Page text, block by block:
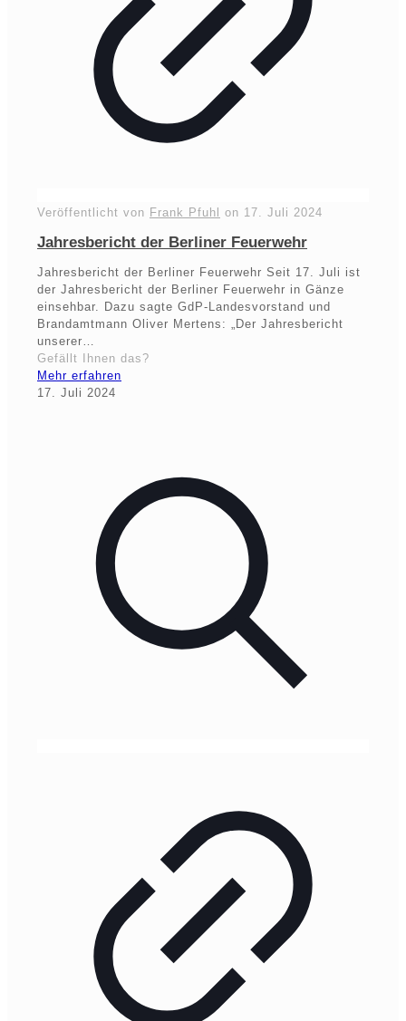
Veröffentlicht von Frank Pfuhl on 17. Juli 2024
Jahresbericht der Berliner Feuerwehr
Jahresbericht der Berliner Feuerwehr Seit 17. Juli ist
der Jahresbericht der Berliner Feuerwehr in Gänze
einsehbar. Dazu sagte GdP-Landesvorstand und
Brandamtmann Oliver Mertens: „Der Jahresbericht
unserer…
Gefällt Ihnen das?
Mehr erfahren
17. Juli 2024